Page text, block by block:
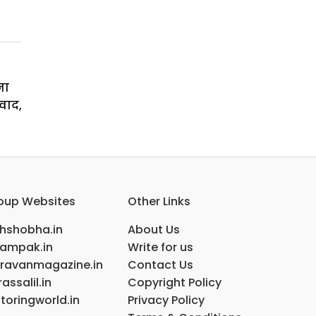
Websites
Other Links
About Us
Write for us
Contact Us
Copyright Policy
Privacy Policy